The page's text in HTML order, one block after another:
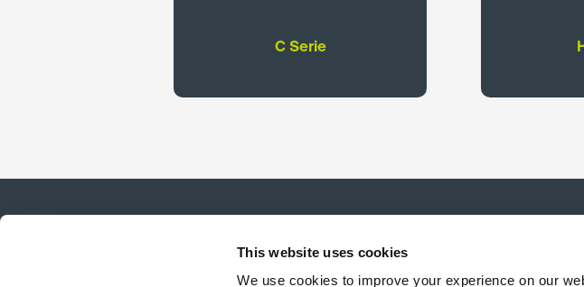
This website uses cookies
We use cookies to improve your experience on our
C Serie